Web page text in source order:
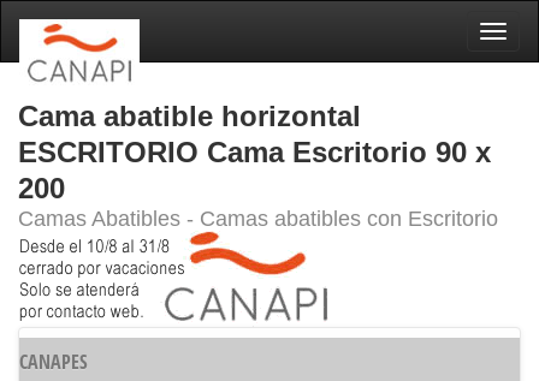
Cama abatible horizontal
ESCRITORIO Cama Escritorio 90 x
200
Camas Abatibles - Camas abatibles con Escritorio
CANAPES